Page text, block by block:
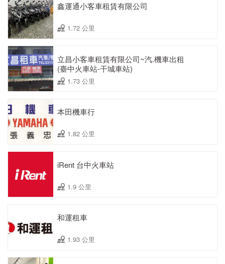
鑫運通小客車租賃有限公司
1.72 公里
立昌小客車租賃有限公司~汽.機車出租
(臺中火車站-干城車站)
1.73 公里
本田機車行
1.82 公里
iRent 台中火車站
1.9 公里
和運租車
1.93 公里